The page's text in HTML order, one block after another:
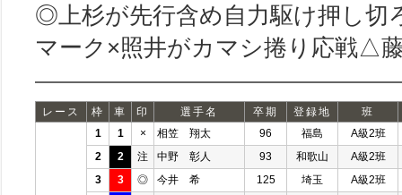
◎上杉が先行含め自力駆け押し切
マーク×照井がカマシ捲り応戦△
レース 枠 車 印 選手名 卒期 登録地 班
1 1 × 相笠 翔太 96 福島
A級2班
2
2 注 中野 彰人 93 和歌山
A級2班
3
3 ◎ 今井 希 125 埼玉
A級2班